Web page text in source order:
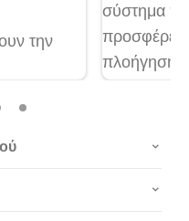
την
σύστημα
προσφέρει
πλοήγησης
ψηφιακό